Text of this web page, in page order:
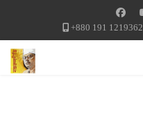
+880 191 1219362